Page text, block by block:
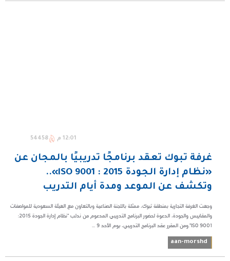
12:01 م 54458
غرفة تبوك تعقد برنامجًا تدريبيًا بالمجان عن
«نظام إدارة الجودة 2015 : lSO 9001»..
وتكشف عن الموعد ومدة أيام التدريب
وجهت الغرفة التجارية بمنطقة تبوك، ممثلة باللجنة الصناعية وبالتعاون مع الهيئة السعودية للمواصفات
والمقاييس والجودة، الدعوة لحضور البرنامج التدريبي المدعوم من ندلب "نظام إدارة الجودة 2015:
lSO 9001".ومن المقرر عقد البرنامج التدريبي، يوم الأحد 9 ...
aan-morshd